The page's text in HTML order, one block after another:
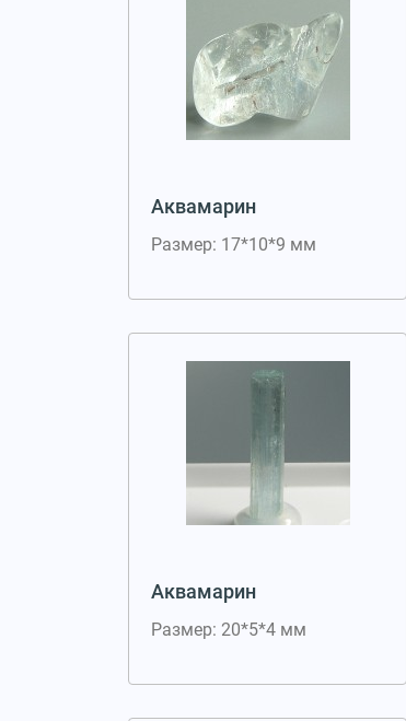
Аквамарин
Размер: 17*10*9 мм
Аквамарин
Размер: 20*5*4 мм